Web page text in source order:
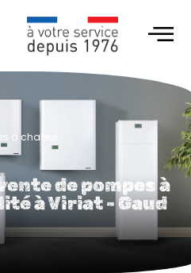
à chaleur
de pompes à
à Viriat - Gaud